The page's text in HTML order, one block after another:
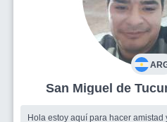
Hola estoy aquí para hacer amistad